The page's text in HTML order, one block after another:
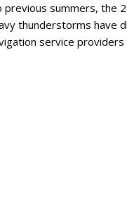
previous summers, the
thunderstorms have
service